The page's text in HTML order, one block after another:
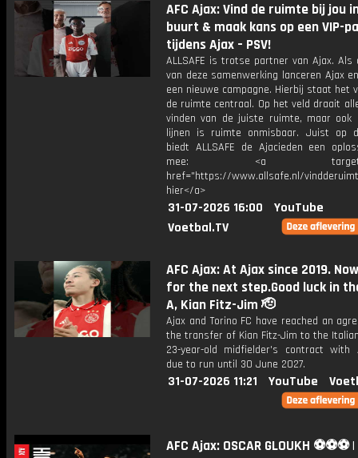
AFC Ajax: Vind de ruimte bij jou
buurt & maak kans op een VIP-
tijdens Ajax – PSV!
ALLSAFE is trotse partner van Ajax. Als
van deze samenwerking lanceren Ajax en
een nieuwe campagne. Hierbij staat het
de ruimte centraal. Op het veld draait
vinden van de juiste ruimte, maar ook
lijnen is ruimte onmisbaar. Juist op
biedt ALLSAFE de Ajacieden een
mee: <a
href="https://www.allsafe.nl/
hier</a>
31-07-2026 16:00
YouTube
Voetbal.TV
AFC Ajax: At Ajax since 2019.
for the next step.Good luck in
A, Kian Fitz-Jim 🫡
Ajax and Torino FC have reached an
the transfer of Kian Fitz-Jim to the
23-year-old midfielder's contract with
due to run until 30 June 2027.
31-07-2026 11:21 YouTube
AFC Ajax: OSCAR GLOUKH ⚽️⚽️⚽️ |